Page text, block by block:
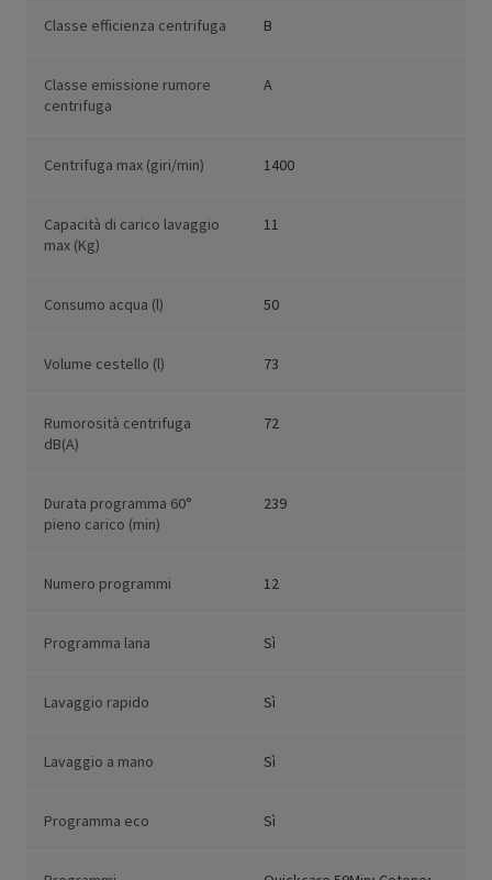
Classe efficienza centrifuga B
Classe emissione rumore
centrifuga
A
Centrifuga max (giri/min) 1400
Capacità di carico lavaggio
max (Kg)
11
Consumo acqua (l) 50
Volume cestello (l) 73
Rumorosità centrifuga
dB(A)
72
Durata programma 60°
pieno carico (min)
239
Numero programmi 12
Programma lana Sì
Lavaggio rapido Sì
Lavaggio a mano Sì
Programma eco Sì